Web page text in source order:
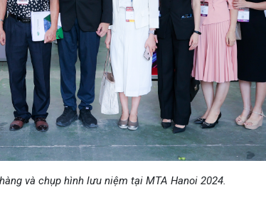
và chụp hình lưu niệm tại MTA Hanoi 2024.